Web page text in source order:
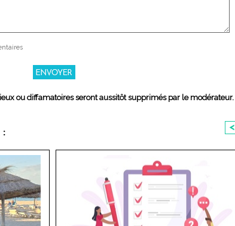
ou diffamatoires seront aussitôt supprimés par le modérateur.
<